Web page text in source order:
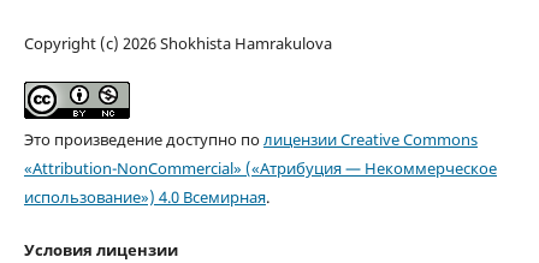
Copyright (c) 2026 Shokhista Hamrakulova
Это произведение доступно полицензии Creative Commons
«Attribution-NonCommercial» («Атрибуция — Некоммерческое
использование») 4.0 Всемирная.
Условия лицензии